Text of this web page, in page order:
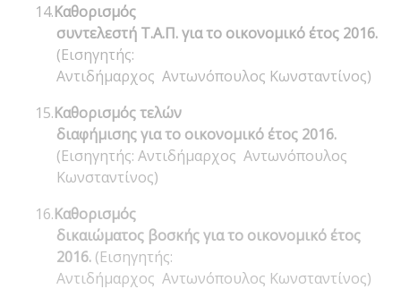
14.Καθορισμός
συντελεστή Τ.Α.Π. για το οικονομικό έτος 2016.
(Εισηγητής:
Αντιδήμαρχος Αντωνόπουλος Κωνσταντίνος)
15.Καθορισμός τελών
διαφήμισης για το οικονομικό έτος 2016.
(Εισηγητής: Αντιδήμαρχος Αντωνόπουλος
Κωνσταντίνος)
16.Καθορισμός
δικαιώματος βοσκής για το οικονομικό έτος
2016. (Εισηγητής:
Αντιδήμαρχος Αντωνόπουλος Κωνσταντίνος)